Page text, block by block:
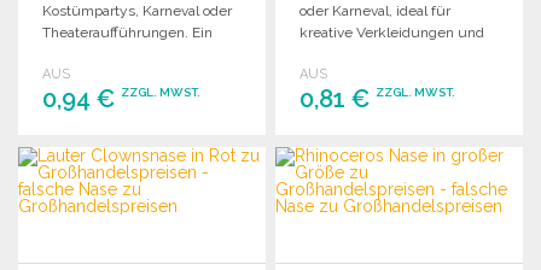
Kostümpartys, Karneval oder
Theateraufführungen. Ein
Auftritt!
AUS
0,94 € ZZGL. MWST.
BESTELLEN
Angebot anfordern
oder Karneval, ideal für
kreative Verkleidungen und
AUS
0,81 € ZZGL. MWST.
BESTELLEN
Angebot anfordern